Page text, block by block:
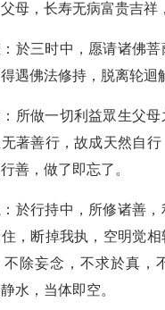
母，长寿无病富贵吉祥
於三时中，愿请诸佛
遇佛法修持，脱离轮迴
所做一切利益眾生父母
著善行，故成天然自
善，做了即忘了。
：於行持中，所修诸善
住，断掉我执，空明觉
不除妄念，不求於真，
水，当体即空。